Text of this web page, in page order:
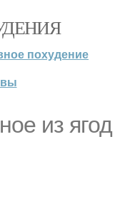
похудение
из ягод